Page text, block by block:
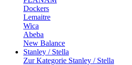
Dockers
Lemaitre
Wica
Abeba
New Balance
Stanley / Stella
Zur Kategorie Stanley / Stella